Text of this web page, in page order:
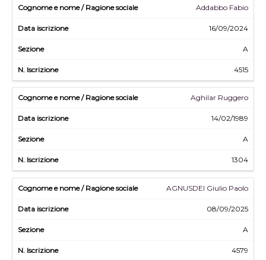
Addabbo Fabio
16/09/2024
A
4515
Aghilar Ruggero
14/02/1989
A
1304
AGNUSDEI Giulio Paolo
08/09/2025
A
4579